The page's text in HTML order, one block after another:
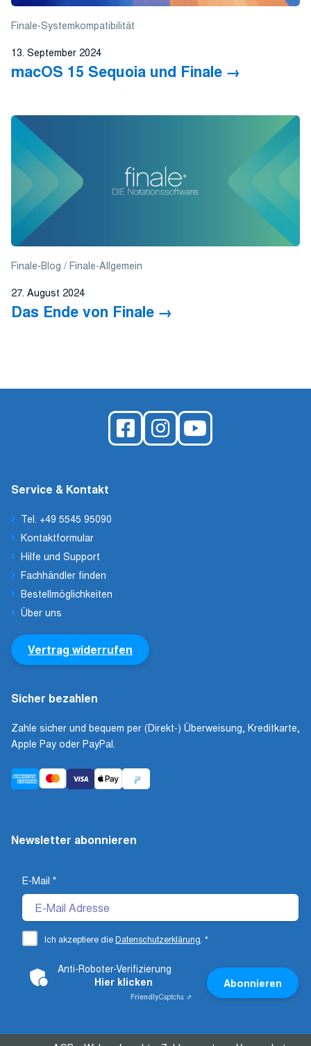
Finale-Systemkompatibilität
13. September 2024
macOS 15 Sequoia und Finale
Finale-Blog
Finale-Allgemein
27. August 2024
Das Ende von Finale
Service & Kontakt
Tel. +49 5545 95090
Kontaktformular
Hilfe und Support
Fachhändler finden
Bestellmöglichkeiten
Über uns
Vertrag widerrufen
Sicher bezahlen
Zahle sicher und bequem per (Direkt-) Überweisung, Kreditkarte,
Apple Pay oder PayPal.
Newsletter abonnieren
E-Mail *
Ich akzeptiere dieDatenschutzerklärung *
Anti-Roboter-Verifizierung
Hier klicken
FriendlyCaptcha ⇗
Abonnieren